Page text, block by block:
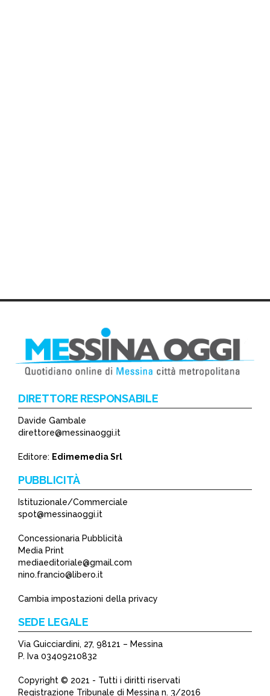
DIRETTORE RESPONSABILE
Davide Gambale
direttore@messinaoggi.it
Editore: Edimemedia Srl
PUBBLICITÀ
Istituzionale/Commerciale
spot@messinaoggi.it
Concessionaria Pubblicità
Media Print
mediaeditoriale@gmail.com
nino.francio@libero.it
Cambia impostazioni della privacy
SEDE LEGALE
Via Guicciardini, 27, 98121 – Messina
P. Iva 03409210832
Copyright © 2021 - Tutti i diritti riservati
Registrazione Tribunale di Messina n. 3/2016